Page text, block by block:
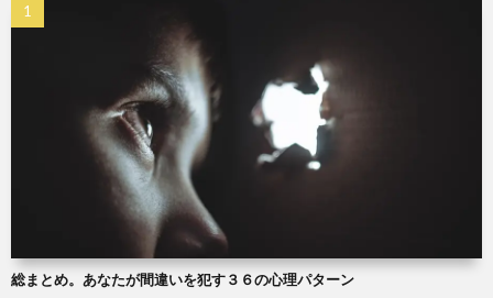
総まとめ。あなたが間違いを犯す３６の心理パターン